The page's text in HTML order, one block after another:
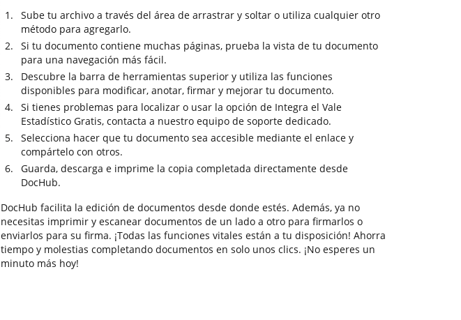
Sube tu archivo a través del área de arrastrar y soltar o utiliza cualquier otro
método para agregarlo.
Si tu documento contiene muchas páginas, prueba la vista de tu documento
para una navegación más fácil.
Descubre la barra de herramientas superior y utiliza las funciones
disponibles para modificar, anotar, firmar y mejorar tu documento.
Si tienes problemas para localizar o usar la opción de Integra el Vale
Estadístico Gratis, contacta a nuestro equipo de soporte dedicado.
Selecciona hacer que tu documento sea accesible mediante el enlace y
compártelo con otros.
Guarda, descarga e imprime la copia completada directamente desde
DocHub.
DocHub facilita la edición de documentos desde donde estés. Además, ya no
necesitas imprimir y escanear documentos de un lado a otro para firmarlos o
enviarlos para su firma. ¡Todas las funciones vitales están a tu disposición! Ahorra
tiempo y molestias completando documentos en solo unos clics. ¡No esperes un
minuto más hoy!